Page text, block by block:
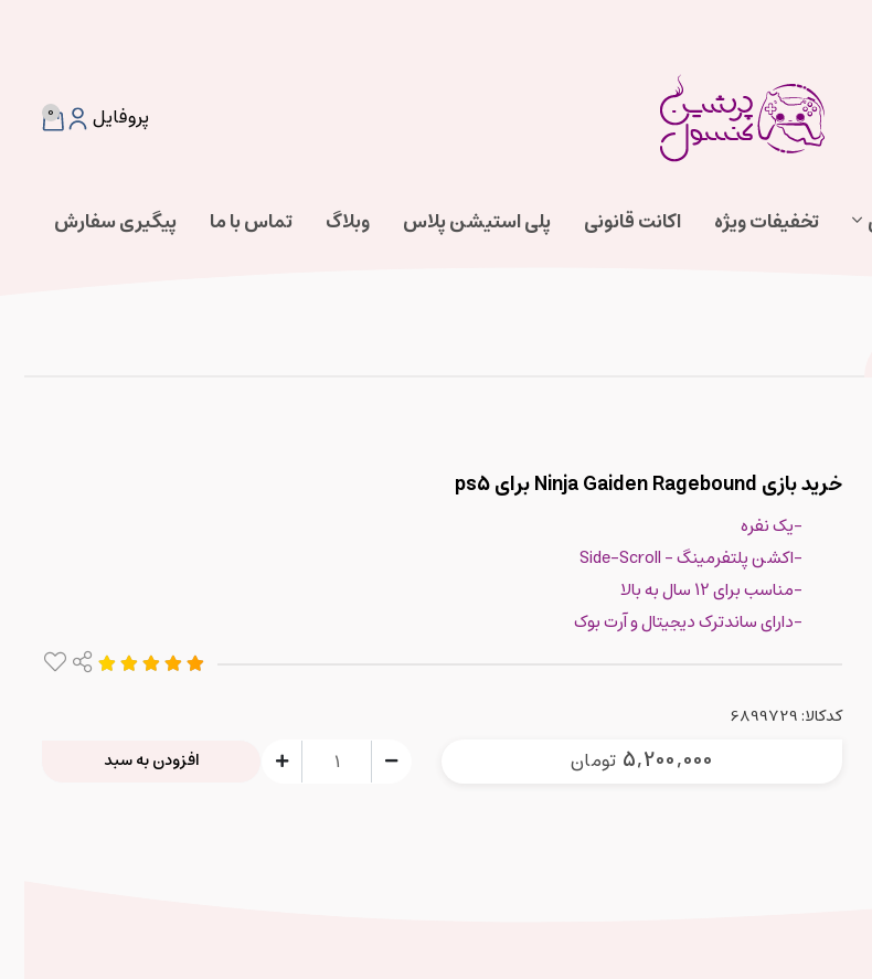
0 پروفایل
تخفیفات ویژه اکانت قانونی پلی استیشن پلاس وبلاگ تماس با ما پیگیری سفارش
خرید بازی Ninja Gaiden Ragebound برای ps5
-یک نفره
-اکشن پلتفرمینگ - Side-Scroll
-مناسب برای 12 سال به بالا
-دارای ساندترک دیجیتال و آرت بوک
کدکالا:
5,200,000 تومان افزودن به سبد